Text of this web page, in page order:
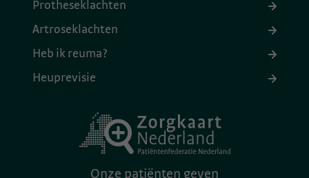
Protheseklachten
Artroseklachten
Heb ik reuma?
Heuprevisie
Onze patiënten geven